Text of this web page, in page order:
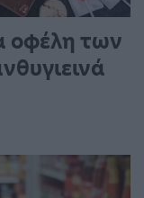
οφέλη των